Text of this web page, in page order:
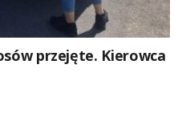
przejęte. Kierowca